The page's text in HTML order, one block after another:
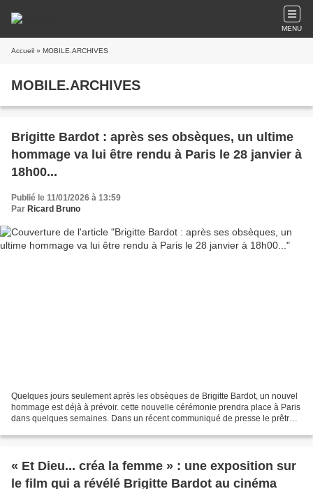
MENU
Accueil » MOBILE.ARCHIVES
MOBILE.ARCHIVES
Brigitte Bardot : après ses obsèques, un ultime
hommage va lui être rendu à Paris le 28 janvier à
18h00...
Publié le 11/01/2026 à 13:59
Par Ricard Bruno
Quelques jours seulement après les obsèques de Brigitte Bardot, un nouvel
hommage est déjà à prévoir. cette nouvelle cérémonie prendra place à Paris
dans quelques semaines. Dans un récent communiqué de presse le prêtre
« Et Dieu... créa la femme » : une exposition sur
le film qui a révélé Brigitte Bardot au cinéma